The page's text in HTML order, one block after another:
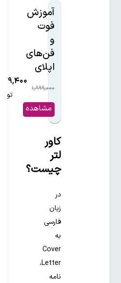
آموزش
فوت
و
فن‌های
اپلای
۱,۸۹۹,۰۰۰
۱,۱۳۹,۴۰۰
تومان
مشاهده
و خرید
کاور
لتر
چیست؟
در
زبان
فارسی
به
Cover
Letter،
نامه